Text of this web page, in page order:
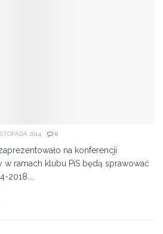
2014 0
na konferencji
w ramach klubu PiS będą sprawować
2018....